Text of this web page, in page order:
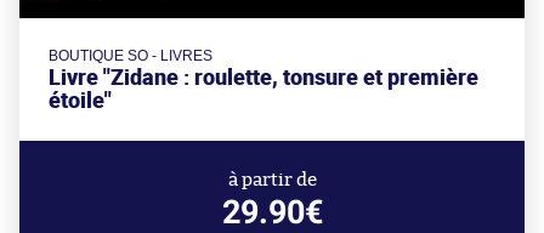
BOUTIQUE SO - LIVRES
Livre "Zidane : roulette, tonsure et première
étoile"
à partir de
29.90€